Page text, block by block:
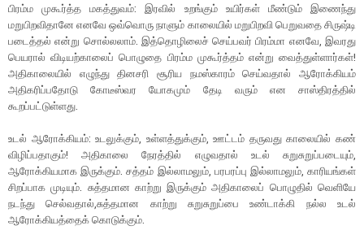
பிரம்ம முகூர்த்த மகத்துவம்: இரவில் உறங்கும் உயிர்கள் மீண்டும் இணைந்து
மறுபிறவிதானே எனவே ஒவ்வொரு நாளும் காலையில் மறுபிறவி பெறுவதை சிருஷ்டி
படைத்தல் என்று சொல்லலாம். இத்தொழிலைச் செய்பவர் பிரம்மா எனவே, இவரது
பெயரால் விடியற்காலைப் பொழுதை பிரம்ம முகூர்த்தம் என்று வைத்துள்ளார்கள்!
அதிகாலையில் எழுந்து தினசரி சூரிய நமஸ்காரம் செய்வதால் ஆரோக்கியம்
அதிகரிப்பதோடு கோடீஸ்வர யோகமும் தேடி வரும் என சாஸ்திரத்தில்
கூறப்பட்டுள்ளது.
உடல் ஆரோக்கியம்: உடலுக்கும், உள்ளத்துக்கும், ஊட்டம் தருவது காலையில் கண்
விழிப்பதாகும்! அதிகாலை நேரத்தில் எழுவதால் உடல் சுறுசுறுப்படையும்,
ஆரோக்கியமாக இருக்கும். சத்தம் இல்லாமலும், பரபரப்பு இல்லாமலும், காரியங்கள்
சிறப்பாக முடியும். சுத்தமான காற்று இருக்கும் அதிகாலைப் பொழுதில் வெளியே
நடந்து செல்வதால்,சுத்தமான காற்று சுறுசுறுப்பை உண்டாக்கி நல்ல உடல்
ஆரோக்கியத்தைக் கொடுக்கும்.